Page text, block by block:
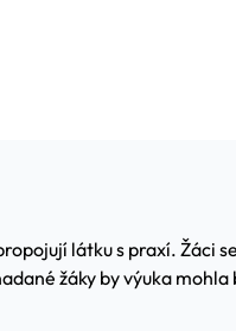
látku s praxí. Žáci
žáky by výuka